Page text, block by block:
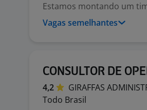
Estamos montando um
Vagas semelhantes
CONSULTOR DE
4,2 GIRAFFAS
Todo Brasil